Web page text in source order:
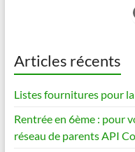
Articles récents
Listes fournitures pour
Rentrée en 6ème : pour
réseau de parents API